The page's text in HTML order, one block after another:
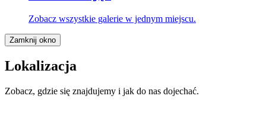
Zobacz wszystkie galerie w jednym miejscu.
Zamknij okno
Lokalizacja
Zobacz, gdzie się znajdujemy i jak do nas dojechać.